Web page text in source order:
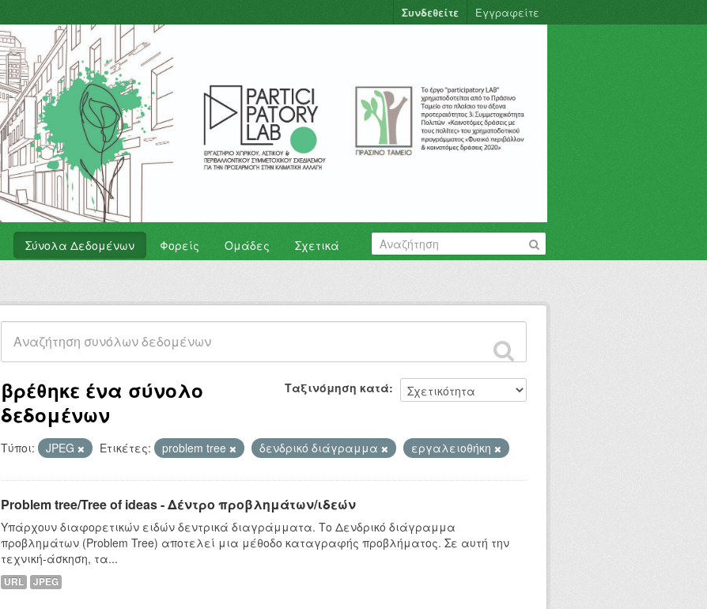
Συνδεθείτε Εγγραφείτε
Σύνολα Δεδομένων Φορείς Ομάδες Σχετικά
Ταξινόμηση κατά
βρέθηκε ένα σύνολο
δεδομένων
Τύποι: JPEG Ετικέτες: problem tree δενδρικό διάγραμμα εργαλειοθήκη
Problem tree/Tree of ideas - Δέντρο προβλημάτων/ιδεών
Υπάρχουν διαφορετικών ειδών δεντρικά διαγράμματα. Το Δενδρικό διάγραμμα
προβλημάτων (Problem Tree) αποτελεί μια μέθοδο καταγραφής προβλήματος. Σε αυτή την
τεχνική-άσκηση, τα...
URL JPEG